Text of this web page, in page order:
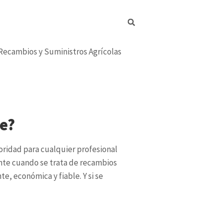
para cualquier profesional
cuando se trata de recambios
económica y fiable. Y si se